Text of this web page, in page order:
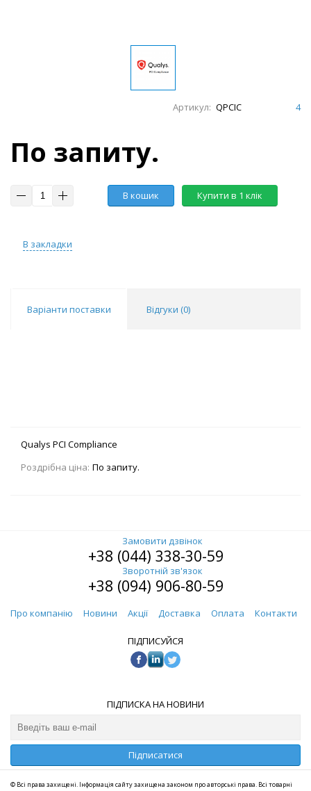
Артикул: QPCIC 4
По запиту.
В кошик Купити в 1 клік
В закладки
Варіанти поставки Відгуки (0)
Qualys PCI Compliance
Роздрібна ціна: По запиту.
Замовити дзвінок
+38 (044) 338-30-59
Зворотній зв'язок
+38 (094) 906-80-59
Про компанію Новини Акції Доставка Оплата Контакти
ПІДПИСУЙСЯ
ПІДПИСКА НА НОВИНИ
Підписатися
© Всі права захищені. Інформація сайту захищена законом про авторські права. Всі товарні